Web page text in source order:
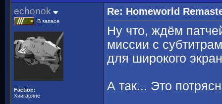
echonok
В запасе
Faction:
Хиигаряне
Re: Homeworld
Ну что, ждём
миссии с
для широкого
А так... Это